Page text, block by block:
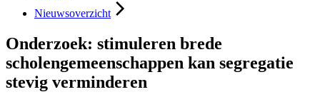
Nieuwsoverzicht
Onderzoek: stimuleren brede
scholengemeenschappen kan segregatie
stevig verminderen